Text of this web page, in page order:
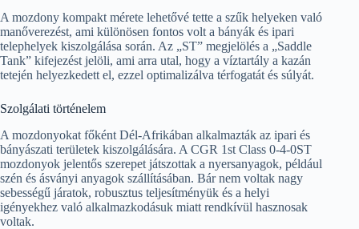
A mozdony kompakt mérete lehetővé tette a szűk helyeken való
manőverezést, ami különösen fontos volt a bányák és ipari
telephelyek kiszolgálása során. Az „ST” megjelölés a „Saddle
Tank” kifejezést jelöli, ami arra utal, hogy a víztartály a kazán
tetején helyezkedett el, ezzel optimalizálva térfogatát és súlyát.
Szolgálati történelem
A mozdonyokat főként Dél-Afrikában alkalmazták az ipari és
bányászati területek kiszolgálására. A CGR 1st Class 0-4-0ST
mozdonyok jelentős szerepet játszottak a nyersanyagok, például
szén és ásványi anyagok szállításában. Bár nem voltak nagy
sebességű járatok, robusztus teljesítményük és a helyi
igényekhez való alkalmazkodásuk miatt rendkívül hasznosak
voltak.